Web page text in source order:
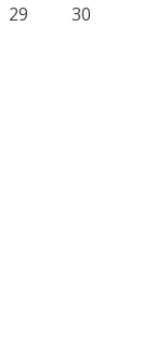
29
30